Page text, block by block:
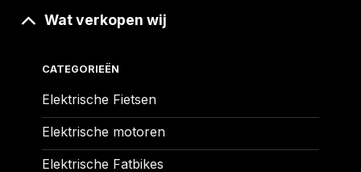
Wat verkopen wij
CATEGORIEËN
Elektrische Fietsen
Elektrische motoren
Elektrische Fatbikes